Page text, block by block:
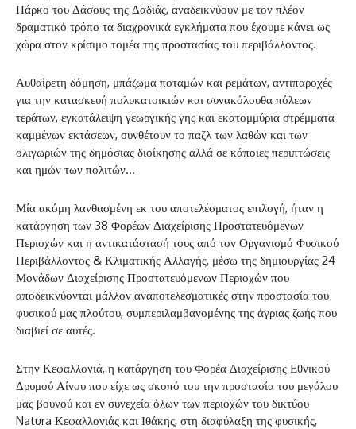
Πάρκο του Δάσους της Δαδιάς, αναδεικνύουν με τον πλέον
δραματικό τρόπο τα διαχρονικά εγκλήματα που έχουμε κάνει ως
χώρα στον κρίσιμο τομέα της προστασίας του περιβάλλοντος.
Αυθαίρετη δόμηση, μπάζωμα ποταμών και ρεμάτων, αντιπαροχές
για την κατασκευή πολυκατοικιών και συνακόλουθα πόλεων
τεράτων, εγκατάλειψη γεωργικής γης και εκατομμύρια στρέμματα
καμμένων εκτάσεων, συνθέτουν το παζλ των λαθών και των
ολιγωριών της δημόσιας διοίκησης αλλά σε κάποιες περιπτώσεις
και ημών των πολιτών…
Μία ακόμη λανθασμένη εκ του αποτελέσματος επιλογή, ήταν η
κατάργηση των 38 Φορέων Διαχείρισης Προστατευόμενων
Περιοχών και η αντικατάστασή τους από τον Οργανισμό Φυσικού
Περιβάλλοντος & Κλιματικής Αλλαγής, μέσω της δημιουργίας 24
Μονάδων Διαχείρισης Προστατευόμενων Περιοχών που
αποδεικνύονται μάλλον αναποτελεσματικές στην προστασία του
φυσικού μας πλούτου, συμπεριλαμβανομένης της άγριας ζωής που
διαβιεί σε αυτές.
Στην Κεφαλλονιά, η κατάργηση του Φορέα Διαχείρισης Εθνικού
Δρυμού Αίνου που είχε ως σκοπό του την προστασία του μεγάλου
μας βουνού και εν συνεχεία όλων των περιοχών του δικτύου
Natura Κεφαλλονιάς και Ιθάκης, στη διαφύλαξη της φυσικής,